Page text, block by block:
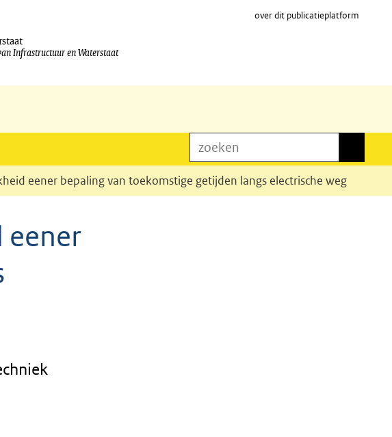
Infrastructuur en Waterstaat
over dit publicatieplatform
zoeken
eener bepaling van toekomstige getijden langs electrische weg
eener